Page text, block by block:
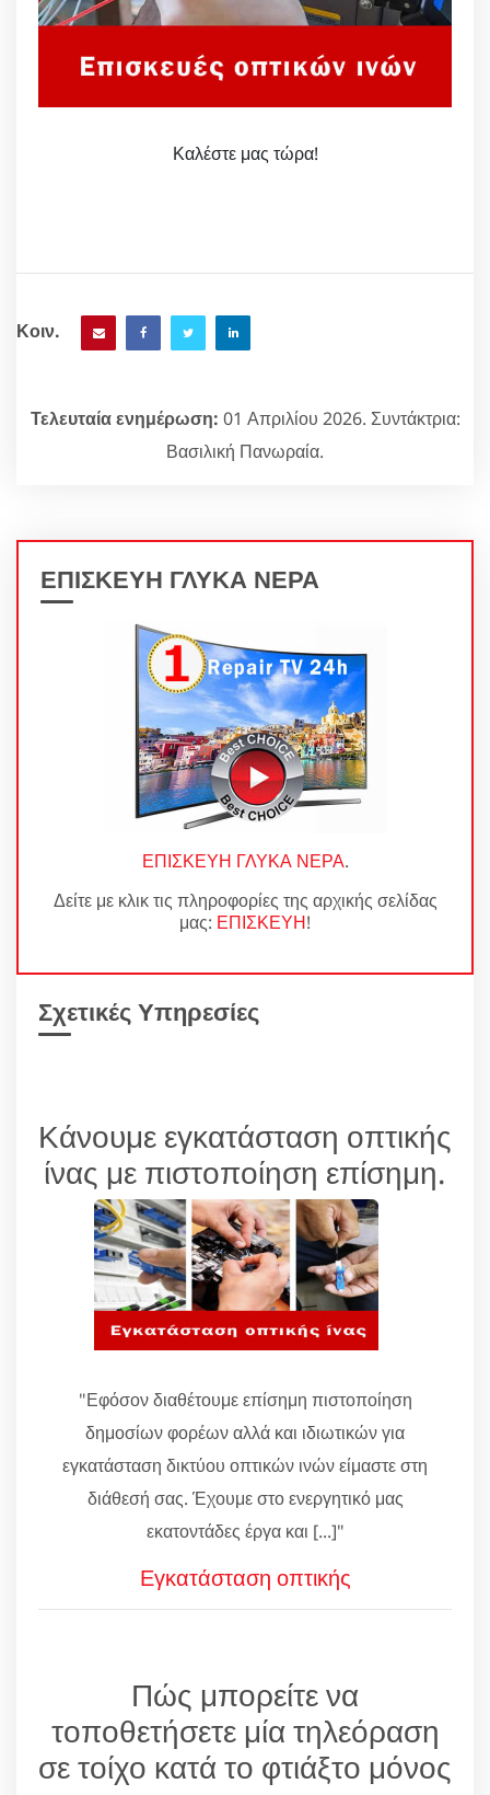
Καλέστε μας τώρα!
Κοιν.
Τελευταία ενημέρωση: 01 Απριλίου 2026. Συντάκτρια:
Βασιλική Πανωραία.
ΕΠΙΣΚΕΥΗ ΓΛΥΚΑ ΝΕΡΑ
ΕΠΙΣΚΕΥΗ ΓΛΥΚΑ ΝΕΡΑ.
Δείτε με κλικ τις πληροφορίες της αρχικής σελίδας
μας: ΕΠΙΣΚΕΥΗ!
Σχετικές Υπηρεσίες
Κάνουμε εγκατάσταση οπτικής
ίνας με πιστοποίηση επίσημη.
"Εφόσον διαθέτουμε επίσημη πιστοποίηση
δημοσίων φορέων αλλά και ιδιωτικών για
εγκατάσταση δικτύου οπτικών ινών είμαστε στη
διάθεσή σας. Έχουμε στο ενεργητικό μας
εκατοντάδες έργα και [...]"
Εγκατάσταση οπτικής
Πώς μπορείτε να
τοποθετήσετε μία τηλεόραση
σε τοίχο κατά το φτιάξτο μόνος